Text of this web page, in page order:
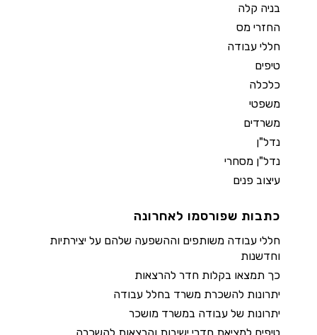
בניה קלה
החזרי מס
חללי עבודה
טיפים
כלכלה
משפטי
משרדים
נדל"ן
נדל"ן מסחרי
עיצוב פנים
כתבות שפורסמו לאחרונה
חללי עבודה משותפים וההשפעה שלהם על יצירתיות
וחדשנות
כך תמצאו בקלות חדר להרצאות
יתרונות להשכרת משרד בחלל עבודה
יתרונות של עבודה במשרד מושכר